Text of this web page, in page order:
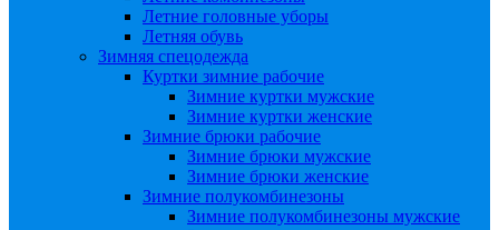
Летние головные уборы
Летняя обувь
Зимняя спецодежда
Куртки зимние рабочие
Зимние куртки мужские
Зимние куртки женские
Зимние брюки рабочие
Зимние брюки мужские
Зимние брюки женские
Зимние полукомбинезоны
Зимние полукомбинезоны мужские